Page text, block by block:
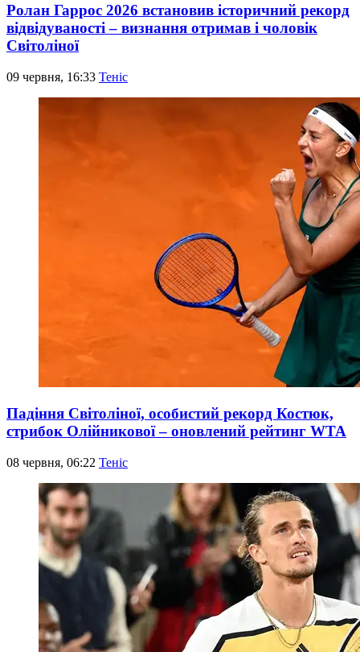
Ролан Гаррос 2026 встановив історичний рекорд
відвідуваності – визнання отримав і чоловік
Світоліної
09 червня, 16:33 Теніс
Падіння Світоліної, особистий рекорд Костюк,
стрибок Олійникової – оновлений рейтинг WTA
08 червня, 06:22 Теніс